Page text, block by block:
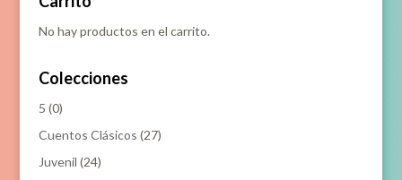
No hay productos en el carrito.
Colecciones
5 (0)
Cuentos Clásicos (27)
Juvenil (24)